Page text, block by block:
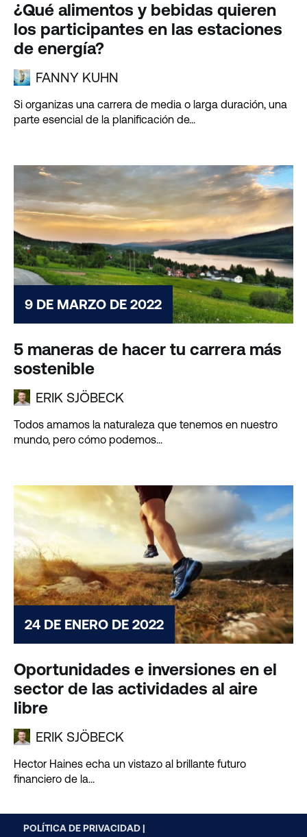
¿Qué alimentos y bebidas quieren
los participantes en las estaciones
de energía?
FANNY KUHN
Si organizas una carrera de media o larga duración, una
parte esencial de la planificación de...
9 DE MARZO DE 2022
5 maneras de hacer tu carrera más
sostenible
ERIK SJÖBECK
Todos amamos la naturaleza que tenemos en nuestro
mundo, pero cómo podemos...
24 DE ENERO DE 2022
Oportunidades e inversiones en el
sector de las actividades al aire
libre
ERIK SJÖBECK
Hector Haines echa un vistazo al brillante futuro
financiero de la...
POLÍTICA DE PRIVACIDAD |